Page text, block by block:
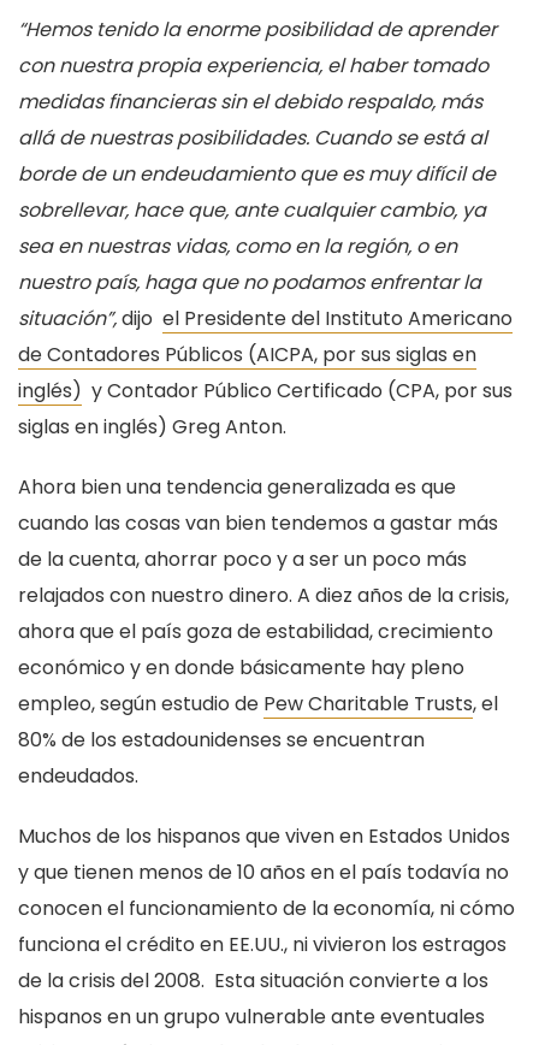
“Hemos tenido la enorme posibilidad de aprender
con nuestra propia experiencia, el haber tomado
medidas financieras sin el debido respaldo, más
allá de nuestras posibilidades. Cuando se está al
borde de un endeudamiento que es muy difícil de
sobrellevar, hace que, ante cualquier cambio, ya
sea en nuestras vidas, como en la región, o en
nuestro país, haga que no podamos enfrentar la
situación”,dijo el Presidente del Instituto Americano
de Contadores Públicos (AICPA, por sus siglas en
inglés) yContador Público Certificado (CPA, por sus
siglas en inglés) Greg Anton.
Ahora bien una tendencia generalizada es que
cuando las cosas van bien tendemos a gastar más
de la cuenta, ahorrar poco y a ser un poco más
relajados con nuestro dinero. A diez años de la crisis,
ahora que el país goza de estabilidad, crecimiento
económico y en donde básicamente hay pleno
empleo, según estudio de Pew Charitable Trusts, el
80% de los estadounidenses se encuentran
endeudados.
Muchos de los hispanos que viven en Estados Unidos
y que tienen menos de 10 años en el país todavía no
conocen el funcionamiento de la economía, ni cómo
funciona el crédito en EE.UU., ni vivieron los estragos
de la crisis del 2008. Esta situación convierte a los
hispanos en un grupo vulnerable ante eventuales